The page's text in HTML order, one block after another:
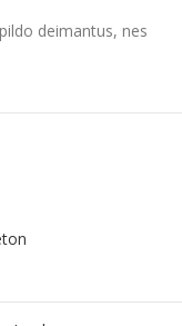
deimantus, nes